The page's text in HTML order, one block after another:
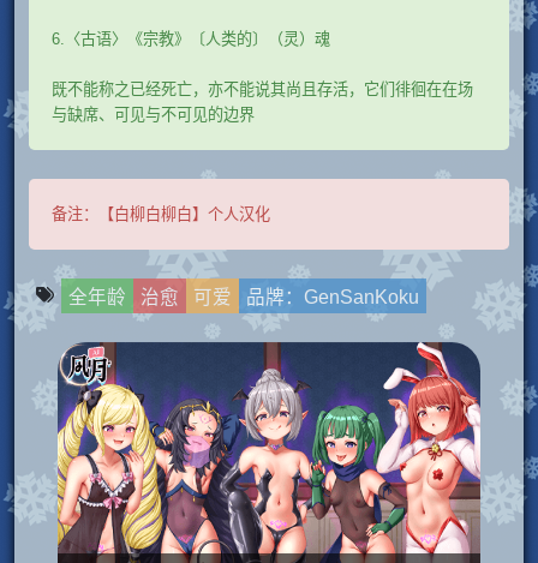
6.〈古语〉《宗教》〔人类的〕（灵）魂
既不能称之已经死亡，亦不能说其尚且存活，它们徘徊在在场
与缺席、可见与不可见的边界
备注： 【白柳白柳白】个人汉化
全年龄 治愈 可爱 品牌：GenSanKoku